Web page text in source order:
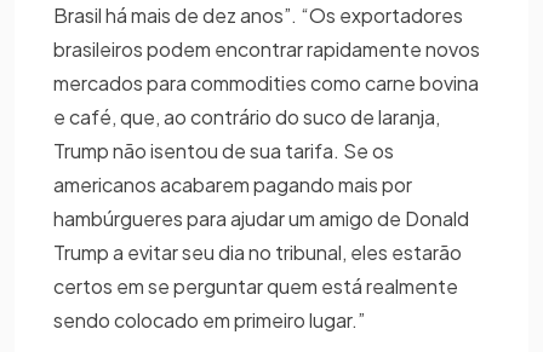
Brasil há mais de dez anos”. “Os exportadores
brasileiros podem encontrar rapidamente novos
mercados para commodities como carne bovina
e café, que, ao contrário do suco de laranja,
Trump não isentou de sua tarifa. Se os
americanos acabarem pagando mais por
hambúrgueres para ajudar um amigo de Donald
Trump a evitar seu dia no tribunal, eles estarão
certos em se perguntar quem está realmente
sendo colocado em primeiro lugar.”